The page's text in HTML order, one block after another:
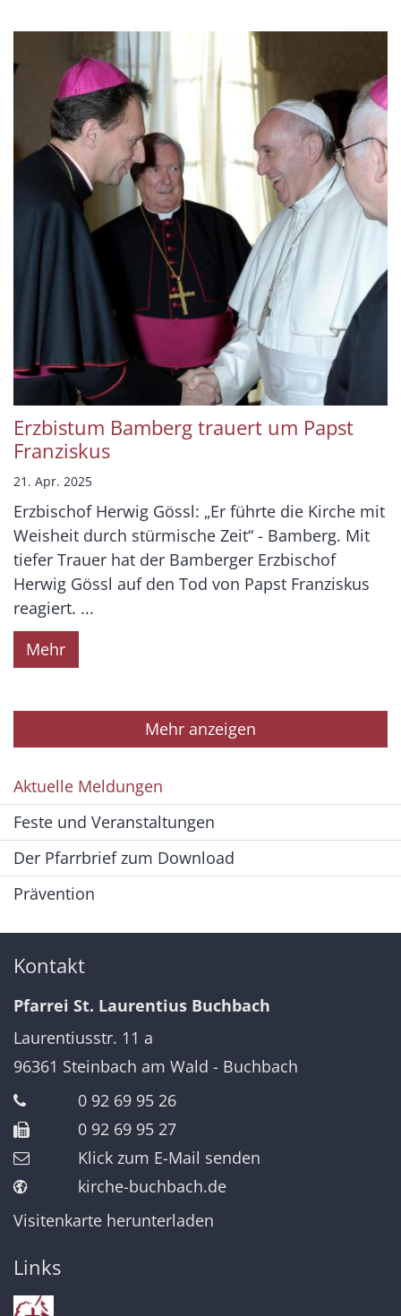
Erzbistum Bamberg trauert um Papst
Franziskus
21. Apr. 2025
Erzbischof Herwig Gössl: „Er führte die Kirche mit
Weisheit durch stürmische Zeit“ - Bamberg. Mit
tiefer Trauer hat der Bamberger Erzbischof
Herwig Gössl auf den Tod von Papst Franziskus
reagiert. ...
Mehr
Mehr anzeigen
Aktuelle Meldungen
Feste und Veranstaltungen
Der Pfarrbrief zum Download
Prävention
Kontakt
Pfarrei St. Laurentius Buchbach
Laurentiusstr. 11 a
96361 Steinbach am Wald - Buchbach
0 92 69 95 26
0 92 69 95 27
Klick zum E-Mail senden
kirche-buchbach.de
Visitenkarte herunterladen
Links